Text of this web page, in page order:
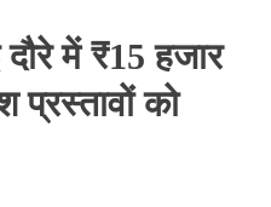
में ₹15 हजार
प्रस्तावों को